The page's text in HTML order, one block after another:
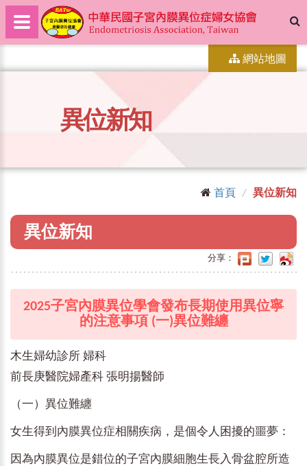
網站地圖
異位新知
首頁 異位新知
異位新知
分享：
2025子宮內膜異位學會發布長期使用異位寧
的注意事項 (一)異位難纏
木生婦幼診所 婦科
前長庚醫院婦產科 張明揚醫師
（一）異位難纏
女生得到內膜異位症相關疾病，是個令人困擾的噩夢：
因為內膜異位是錯位的子宮內膜細胞生長入骨盆腔所造